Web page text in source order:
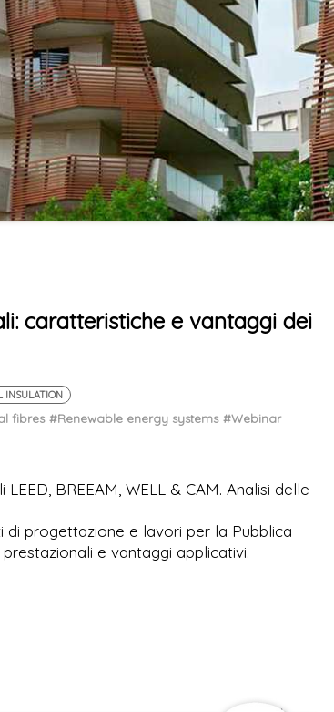
caratteristiche e vantaggi dei
INSULATION
fibres #Renewable energy systems #Webinar
BREEAM, WELL & CAM. Analisi delle
di progettazione e lavori per la Pubblica
e vantaggi applicativi.